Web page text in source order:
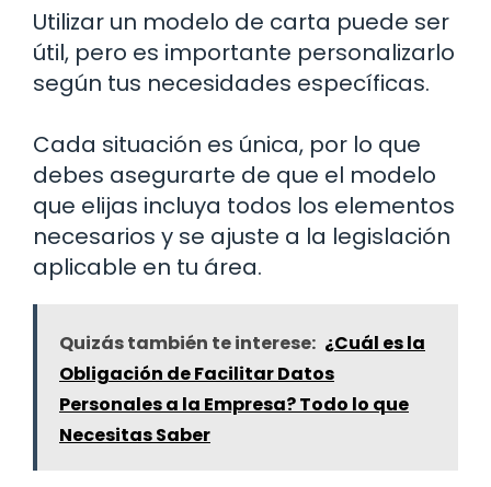
Utilizar un modelo de carta puede ser
útil, pero es importante personalizarlo
según tus necesidades específicas.
Cada situación es única, por lo que
debes asegurarte de que el modelo
que elijas incluya todos los elementos
necesarios y se ajuste a la legislación
aplicable en tu área.
Quizás también te interese: ¿Cuál es la
Obligación de Facilitar Datos
Personales a la Empresa? Todo lo que
Necesitas Saber